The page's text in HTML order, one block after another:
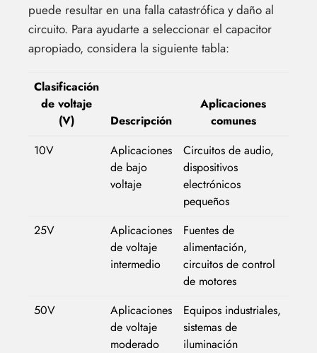
puede resultar en una falla catastrófica y daño al
circuito. Para ayudarte a seleccionar el capacitor
apropiado, considera la siguiente tabla:
Clasificación
de voltaje
(V)
Descripción
Aplicaciones
comunes
10V
Aplicaciones
de bajo
voltaje
Circuitos de audio,
dispositivos
electrónicos
pequeños
25V
Aplicaciones
de voltaje
intermedio
Fuentes de
alimentación,
circuitos de control
de motores
50V
Aplicaciones
de voltaje
moderado
Equipos industriales,
sistemas de
iluminación